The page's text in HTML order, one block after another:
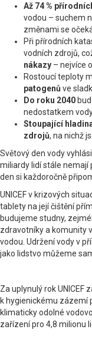
Až 74 %
vodou – suchem
změnami se
Při přírodních
vodních zdrojů,
nákazy – nejvíce
Rostoucí teploty
patogenů ve
Do roku 2040
nedostatkem
Stoupající
zdrojů, na nichž
Světový den vody
miliardy lidí stále nemají
den si každoročně
UNICEF v krizových
tablety na její čištění
budujeme studny,
zdravotníky a komunity
vodou. Udržení vody v
jako lidstvo můžeme
Za uplynulý rok UNICEF
k hygienickému zázemí
klimaticky odolné
zařízení pro 4,8 milionu